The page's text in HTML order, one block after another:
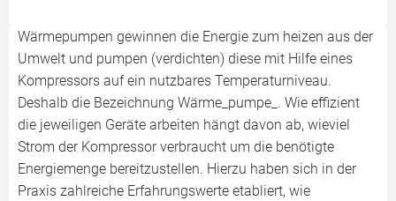
Wärmepumpen gewinnen die Energie zum heizen aus der
Umwelt und pumpen (verdichten) diese mit Hilfe eines
Kompressors auf ein nutzbares Temperaturniveau.
Deshalb die Bezeichnung Wärme_pumpe_. Wie effizient
die jeweiligen Geräte arbeiten hängt davon ab, wieviel
Strom der Kompressor verbraucht um die benötigte
Energiemenge bereitzustellen. Hierzu haben sich in der
Praxis zahlreiche Erfahrungswerte etabliert, wie